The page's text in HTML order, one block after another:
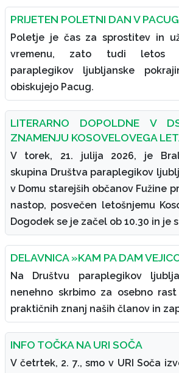
PRIJETEN POLETNI DAN V
Poletje je čas za sprostitev in
vremenu, zato tudi letos
paraplegikov ljubljanske
obiskujejo Pacug.
LITERARNO DOPOLDNE V
ZNAMENJU KOSOVELOVEGA
V torek, 21. julija 2026, je
skupina Društva paraplegikov
v Domu starejših občanov Fužine
nastop, posvečen letošnjemu
Dogodek se je začel ob 10.30 in je
DELAVNICA »KAM PA DAM
Na Društvu paraplegikov
nenehno skrbimo za osebno
praktičnih znanj naših članov in
INFO TOČKA NA URI SOČA
V četrtek, 2. 7., smo v URI Soča